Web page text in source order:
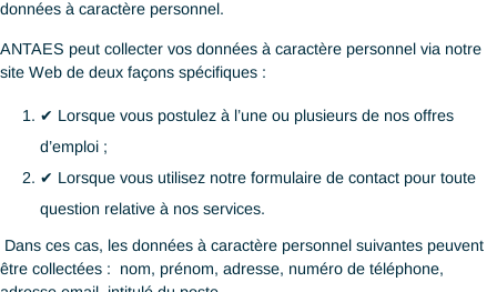
sur vos préférences.
11.2
POURQUOI
NOUS DES COOKIES ?
Nous utilisons des cookies tiers via notre site Web à des fins de
Types de cookie Comment les refuser